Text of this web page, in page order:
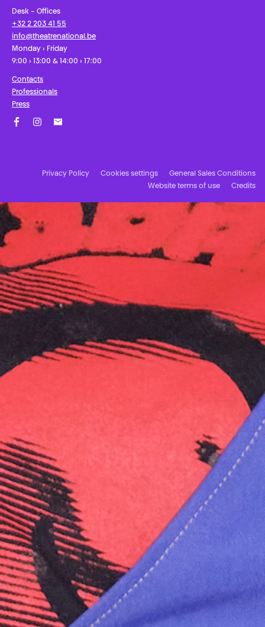
Desk - Offices
+32 2 203 41 55
info@theatrenational.be
Monday › Friday
9:00 › 13:00 & 14:00 › 17:00
Contacts
Professionals
Press
Privacy Policy Cookies settings
General Sales Conditions
Website terms of use
Credits